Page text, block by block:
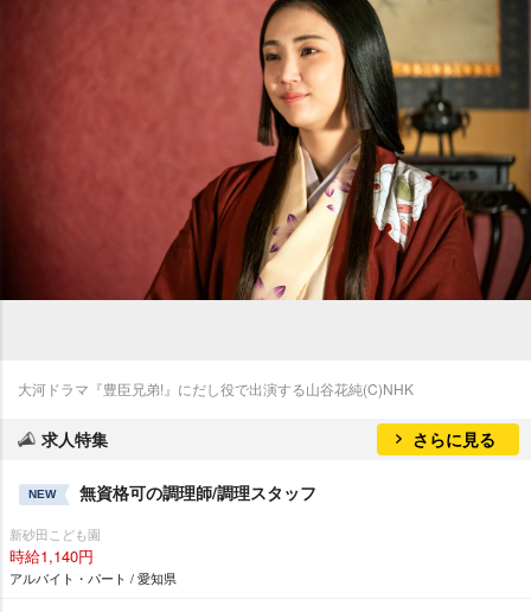
大河ドラマ『豊臣兄弟!』にだし役で出演する山谷花純(C)NHK
求人特集 さらに見る
NEW 無資格可の調理師/調理スタッフ
新砂田こども園
時給1,140円
アルバイト・パート / 愛知県